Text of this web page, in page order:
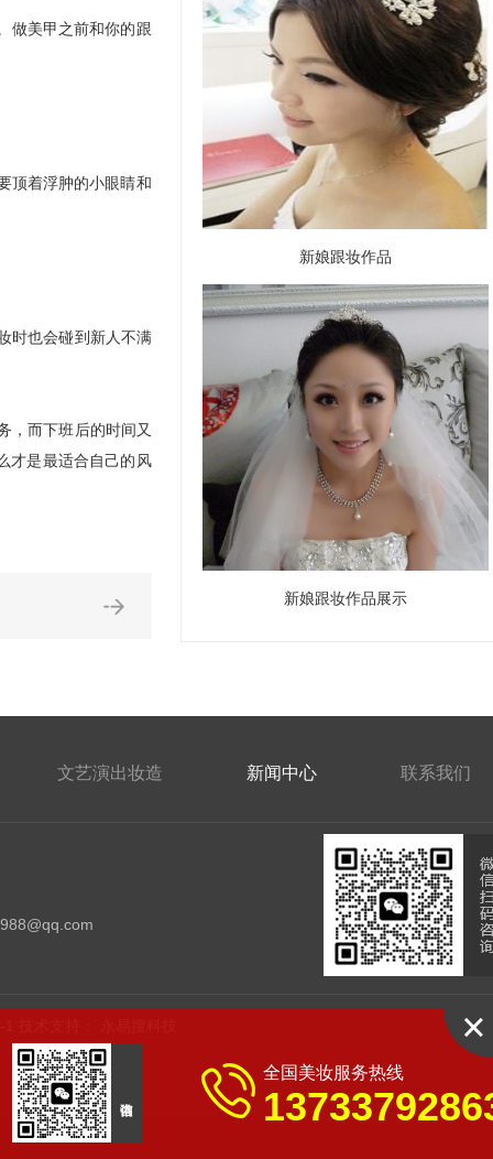
做美甲之前和你的跟
顶着浮肿的小眼睛和
时也会碰到新人不满
，而下班后的时间又
才是最适合自己的风
新娘跟妆作品
新娘跟妆作品展示
文艺演出妆造 新闻中心 联系我们
全国美妆服务热线